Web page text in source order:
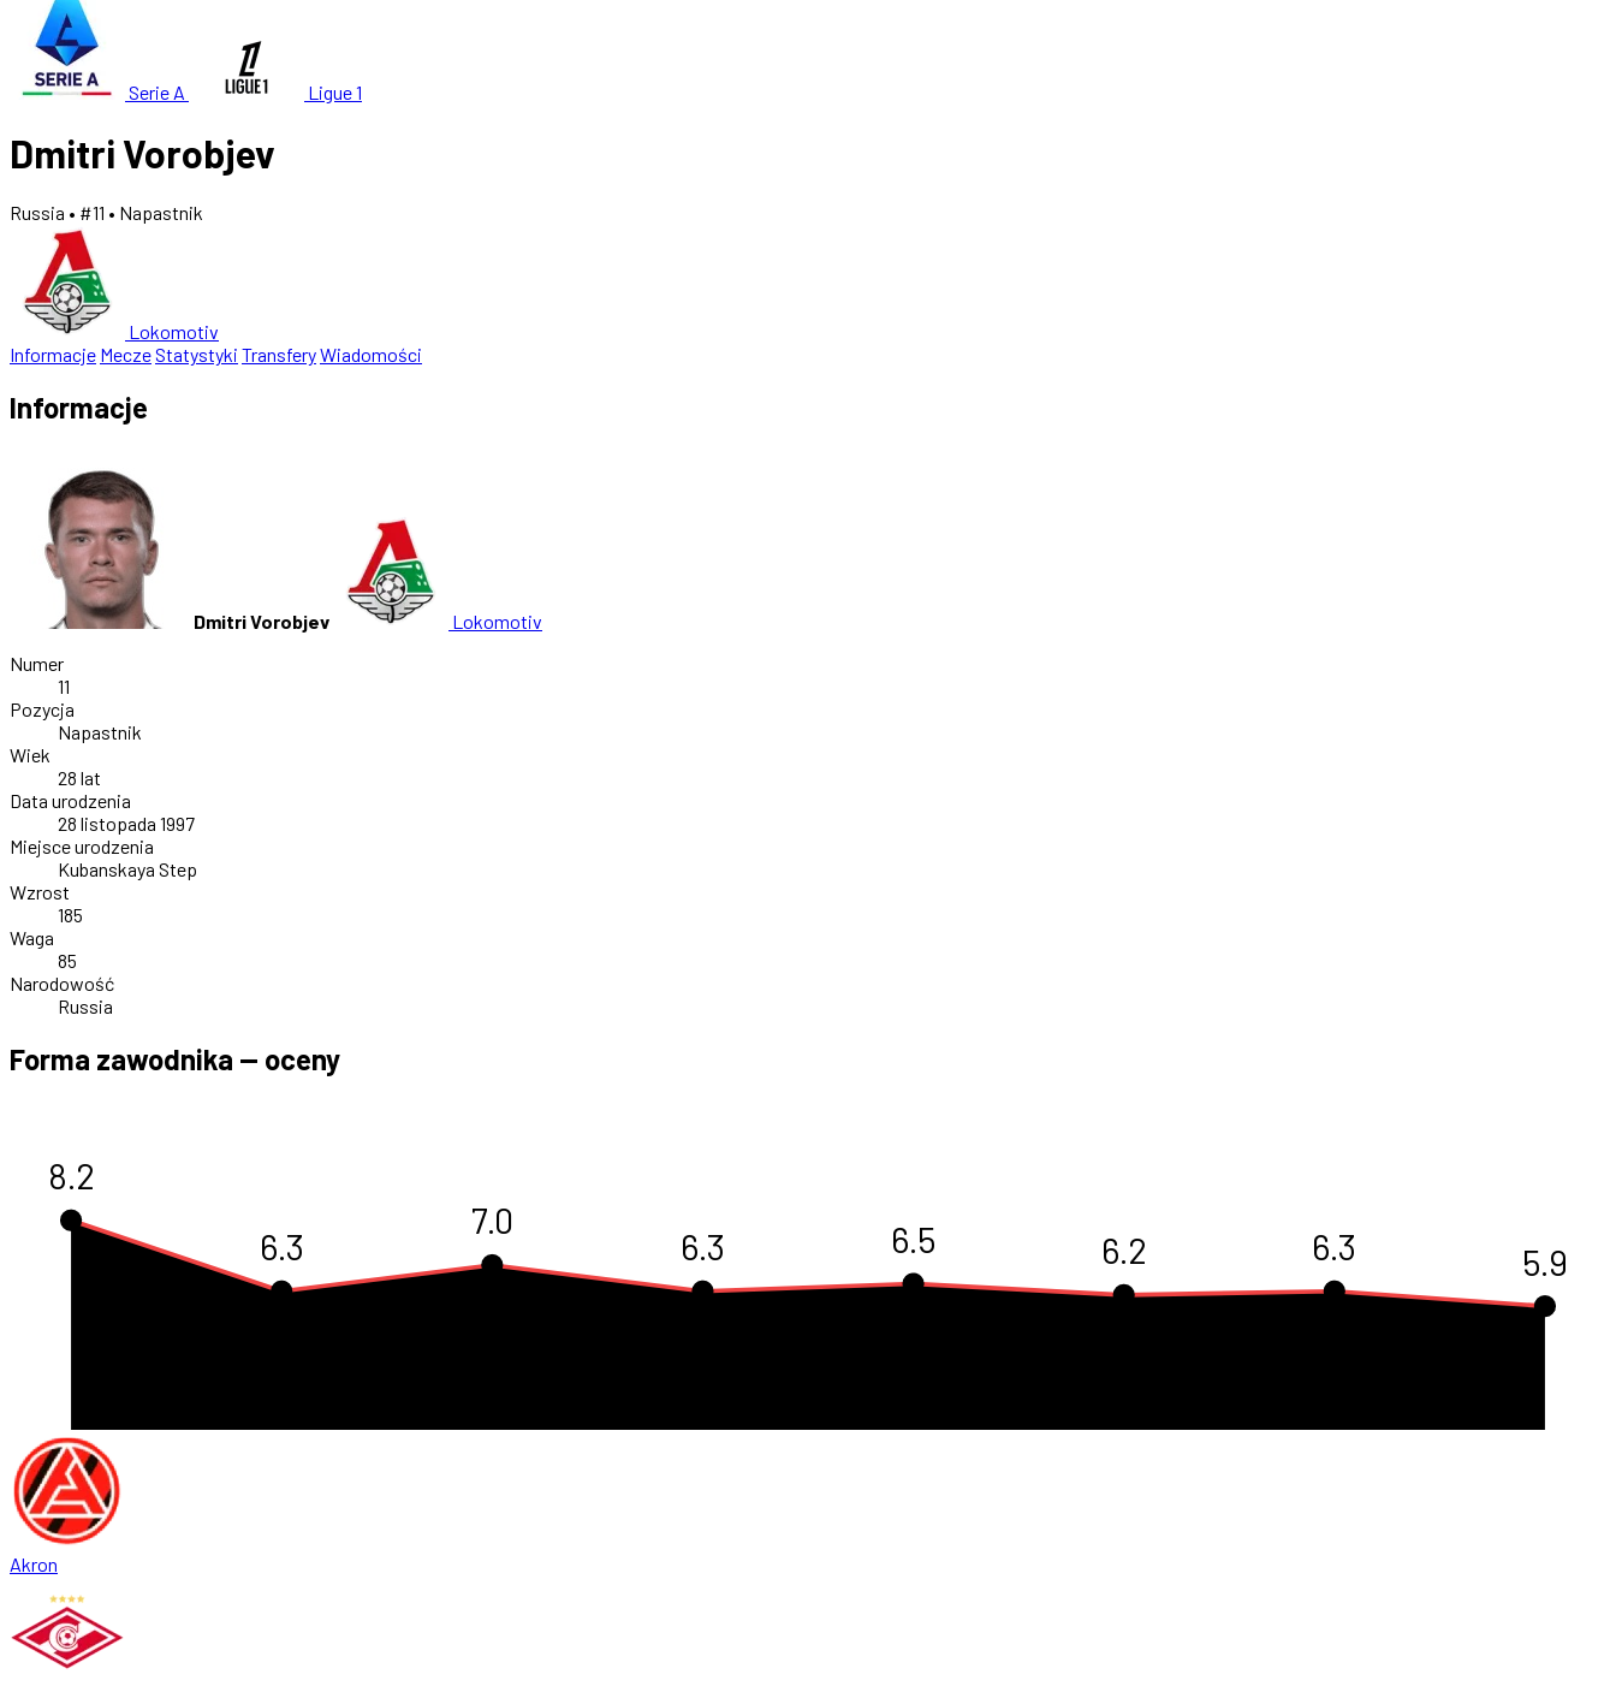
Serie A Ligue 1
Dmitri Vorobjev
Russia • #11 • Napastnik
Lokomotiv
Informacje MeczeStatystyki TransferyWiadomości
Informacje
Dmitri Vorobjev
Lokomotiv
Numer
11
Pozycja
Napastnik
Wiek
28 lat
Data urodzenia
28 listopada 1997
Miejsce urodzenia
Kubanskaya Step
Wzrost
185
Waga
85
Narodowość
Russia
Forma zawodnika — oceny
8.2
6.3
7.0
6.3 6.5 6.2 6.3 5.9
Akron